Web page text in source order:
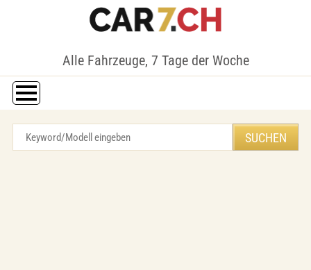
Alle Fahrzeuge, 7 Tage der Woche